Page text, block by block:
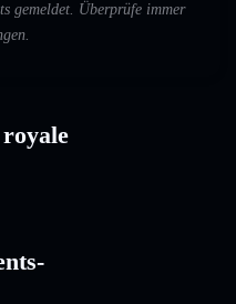
gemeldet. Überprüfe immer